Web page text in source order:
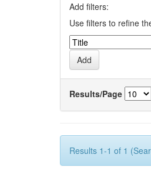
Add filters:
Use filters to refine
Results/Page
Results 1-1 of 1